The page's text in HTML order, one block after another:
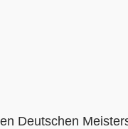
Deutschen